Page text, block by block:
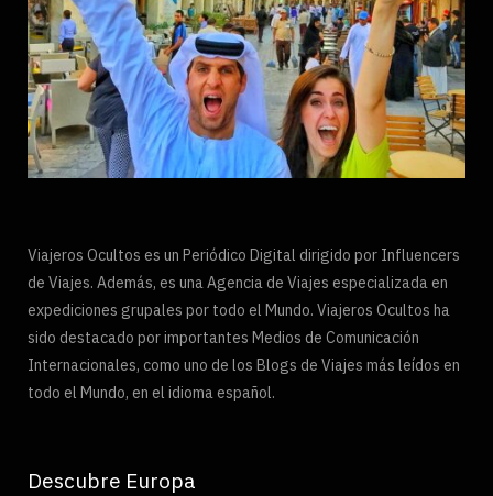
Viajeros Ocultos es un Periódico Digital dirigido por Influencers
de Viajes. Además, es una Agencia de Viajes especializada en
expediciones grupales por todo el Mundo. Viajeros Ocultos ha
sido destacado por importantes Medios de Comunicación
Internacionales, como uno de los Blogs de Viajes más leídos en
todo el Mundo, en el idioma español.
Descubre Europa